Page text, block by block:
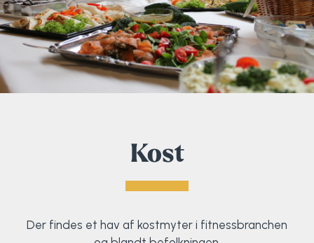
Kost
Der findes et hav af kostmyter i fitnessbranchen